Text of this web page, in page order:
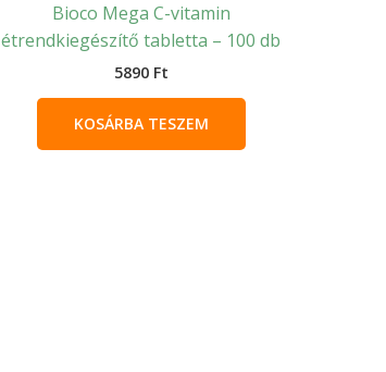
Bioco Mega C-vitamin
étrendkiegészítő tabletta – 100 db
5890 Ft
KOSÁRBA TESZEM